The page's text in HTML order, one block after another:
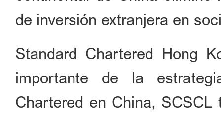
de inversión extranjera en
Standard Chartered Hong
importante de la
Chartered en China,